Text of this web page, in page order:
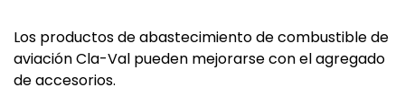
Los productos de abastecimiento de combustible de
aviación Cla-Val pueden mejorarse con el agregado
de accesorios.